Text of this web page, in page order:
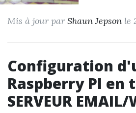
Mis à jour par Shaun Jepson le
Configuration
Raspberry PI en
SERVEUR EMAIL/